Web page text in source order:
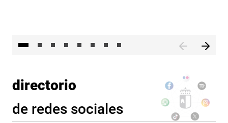
directorio
de redes sociales